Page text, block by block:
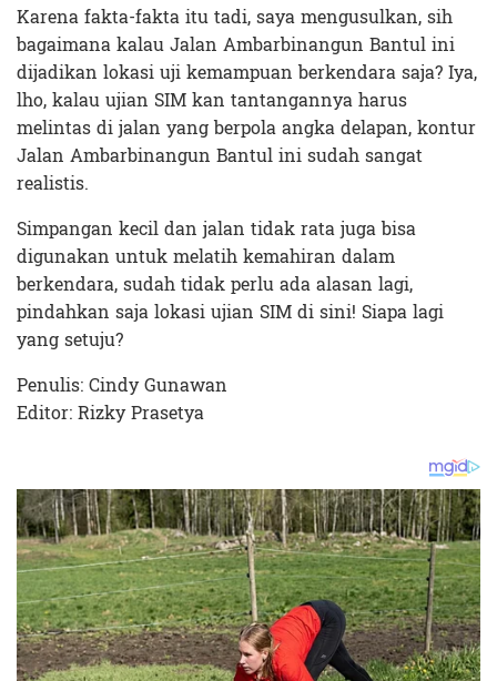
Karena fakta-fakta itu tadi, saya mengusulkan, sih
bagaimana kalau Jalan Ambarbinangun Bantul ini
dijadikan lokasi uji kemampuan berkendara saja? Iya,
lho, kalau ujian SIM kan tantangannya harus
melintas di jalan yang berpola angka delapan, kontur
Jalan Ambarbinangun Bantul ini sudah sangat
realistis.
Simpangan kecil dan jalan tidak rata juga bisa
digunakan untuk melatih kemahiran dalam
berkendara, sudah tidak perlu ada alasan lagi,
pindahkan saja lokasi ujian SIM di sini! Siapa lagi
yang setuju?
Penulis: Cindy Gunawan
Editor: Rizky Prasetya